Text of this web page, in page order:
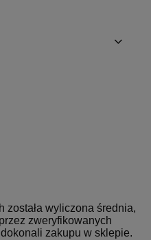
została wyliczona średnia,
zweryfikowanych
zakupu w sklepie.